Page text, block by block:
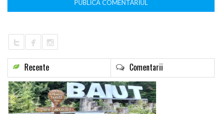
Recente Comentarii